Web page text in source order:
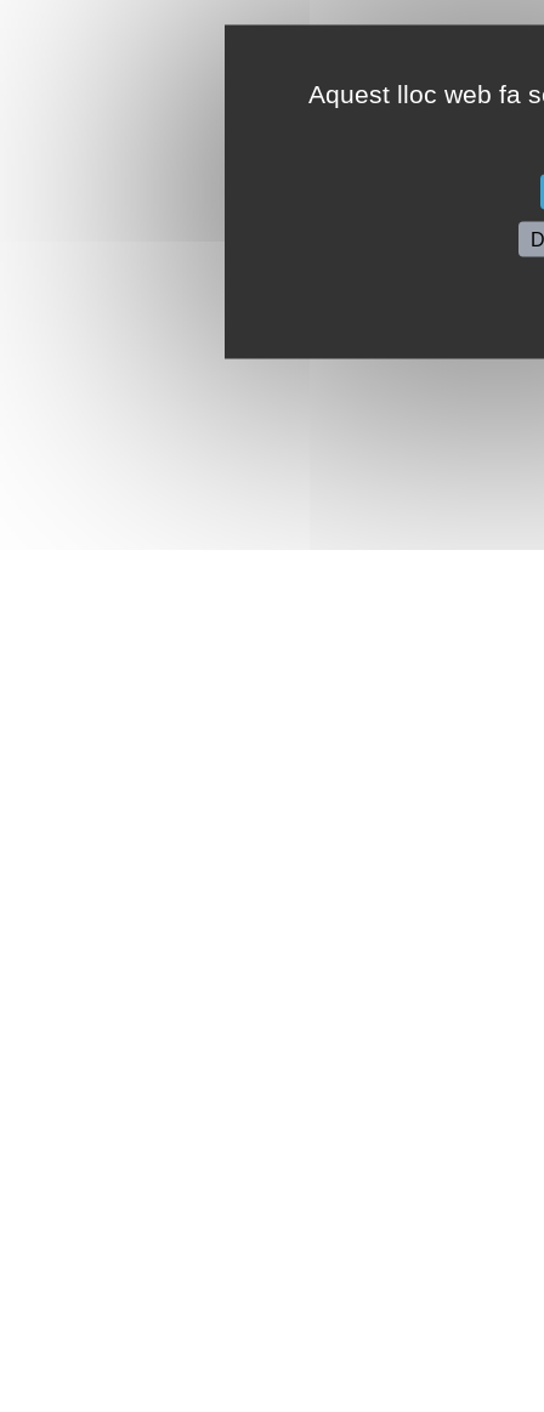
Aquest lloc web fa